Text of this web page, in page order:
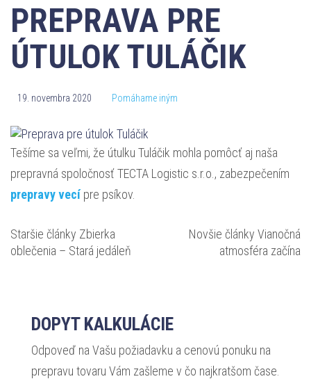
PREPRAVA PRE
ÚTULOK TULÁČIK
19. novembra 2020 Pomáhame iným
Tešíme sa veľmi, že útulku Tuláčik mohla pomôcť aj naša
prepravná spoločnosť TECTA Logistic s.r.o., zabezpečením
prepravy vecípre psíkov.
Staršie články Zbierka
oblečenia – Stará jedáleň
Novšie články Vianočná
atmosféra začína
DOPYT KALKULÁCIE
Odpoveď na Vašu požiadavku a cenovú ponuku na
prepravu tovaru Vám zašleme v čo najkratšom čase.